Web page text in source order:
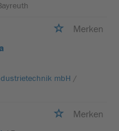
Merken
mbH /
Merken